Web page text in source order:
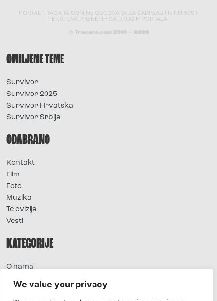
We value your privacy
PORTAL TRACARA.COM NE ODGOVARA ZA SADRŽAJ I ISTINITOST
TEKSTOVA PRENETIH SA DRUGIH PORTALA.
© Tracara.com 2008 – 2026
OMILJENE TEME
Survivor
Survivor 2025
Survivor Hrvatska
Survivor Srbija
ODABRANO
Kontakt
Film
Foto
Muzika
Televizija
Vesti
KATEGORIJE
O nama
Extra